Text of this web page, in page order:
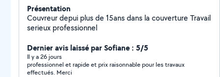
Présentation
Couvreur depui plus de 15ans dans la couverture Travail
serieux professionnel
Dernier avis laissé par Sofiane : 5/5
Il y a 26 jours
professionnel et rapide et prix raisonnable pour les travaux
effectués. Merci